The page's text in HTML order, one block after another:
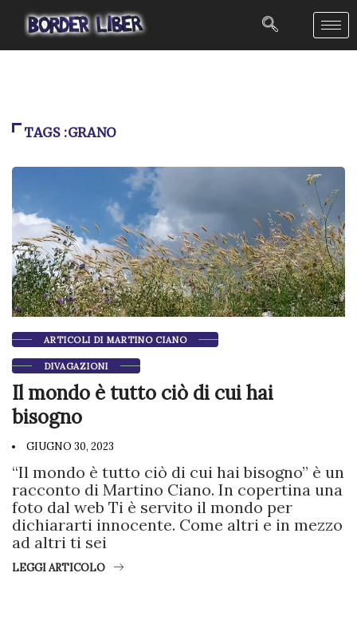
TAGS :GRANO
ARTICOLI DI MARTINO CIANO
DIVAGAZIONI
Il mondo è tutto ciò di cui hai
bisogno
GIUGNO 30, 2023
“Il mondo è tutto ciò di cui hai bisogno” è un
racconto di Martino Ciano. In copertina una
foto dal web Ti è servito il mondo per
dichiararti innocente. Come altri e in mezzo
ad altri ti sei
LEGGI ARTICOLO